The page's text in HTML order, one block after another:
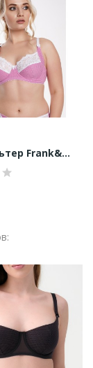
Бюстгальтер Frank&Co 1030